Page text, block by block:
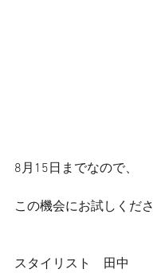
8月15日までなので、
この機会にお試しくだ
スタイリスト　田中